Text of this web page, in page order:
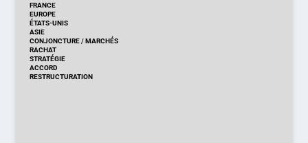
FRANCE
EUROPE
ÉTATS-UNIS
ASIE
CONJONCTURE/MARCHÉS
RACHAT
STRATÉGIE
ACCORD
RESTRUCTURATION